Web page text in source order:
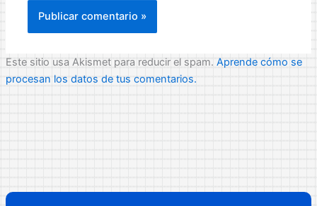
Este sitio usa Akismet para reducir el spam.Aprende cómo se
procesan los datos de tus comentarios.